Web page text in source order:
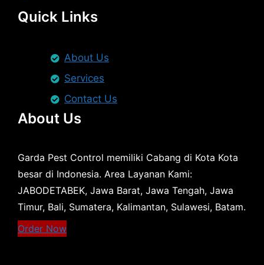
Quick Links
About Us
Services
Contact Us
About Us
Garda Pest Control memiliki Cabang di Kota Kota
besar di Indonesia. Area Layanan Kami:
JABODETABEK, Jawa Barat, Jawa Tengah, Jawa
Timur, Bali, Sumatera, Kalimantan, Sulawesi, Batam.
Order Now